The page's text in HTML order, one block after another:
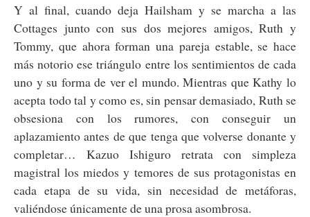
Y al final, cuando deja Hailsham y se marcha a las
Cottages junto con sus dos mejores amigos, Ruth y
Tommy, que ahora forman una pareja estable, se hace
más notorio ese triángulo entre los sentimientos de cada
uno y su forma de ver el mundo. Mientras que Kathy lo
acepta todo tal y como es, sin pensar demasiado, Ruth se
obsesiona con los rumores, con conseguir un
aplazamiento antes de que tenga que volverse donante y
completar… Kazuo Ishiguro retrata con simpleza
magistral los miedos y temores de sus protagonistas en
cada etapa de su vida, sin necesidad de metáforas,
valiéndose únicamente de una prosa asombrosa.